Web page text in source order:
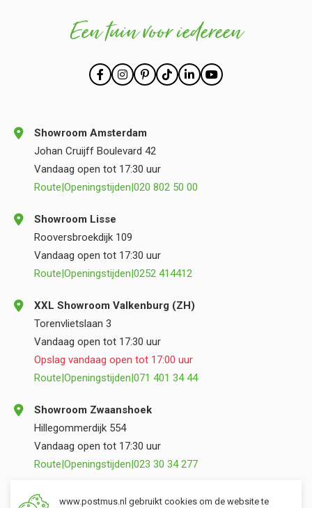
Een tuin voor iedereen
Showroom Amsterdam
Johan Cruijff Boulevard 42
Vandaag open tot 17:30 uur
Route|Openingstijden|020 802 50 00
Showroom Lisse
Rooversbroekdijk 109
Vandaag open tot 17:30 uur
Route|Openingstijden|0252 414412
XXL Showroom Valkenburg (ZH)
Torenvlietslaan 3
Vandaag open tot 17:30 uur
Opslag vandaag open tot 17:00 uur
Route|Openingstijden|071 401 34 44
Showroom Zwaanshoek
Hillegommerdijk 554
Vandaag open tot 17:30 uur
Route|Openingstijden|023 30 34 277
Opslag Valkenburg (ZH)
www.postmus.nl gebruikt cookies om de website te